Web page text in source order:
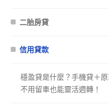
二胎房貸
信用貸款
穩盈貸是什麼？手機貸＋
不用留車也能靈活週轉！